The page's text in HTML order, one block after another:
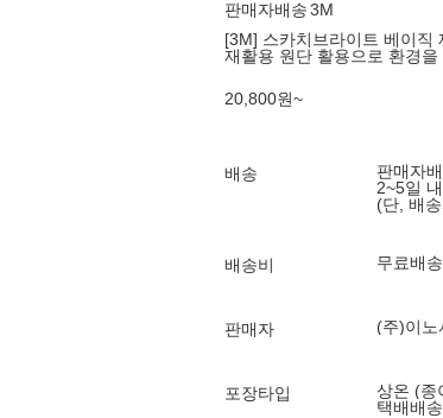
판매자배송3M
[3M] 스카치브라이트 베이직
재활용 원단 활용으로 환경
20,800원~
배송
판매자
2~5일
(단, 배
배송비 무료배송
판매자 (주)이노
포장타입
상온 (종
택배배